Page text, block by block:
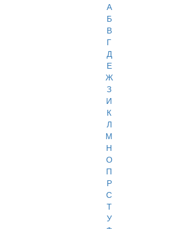
А
Б
В
Г
Д
Е
Ж
З
И
К
Л
М
Н
О
П
Р
С
Т
У